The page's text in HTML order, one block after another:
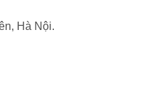
Hà Nội.